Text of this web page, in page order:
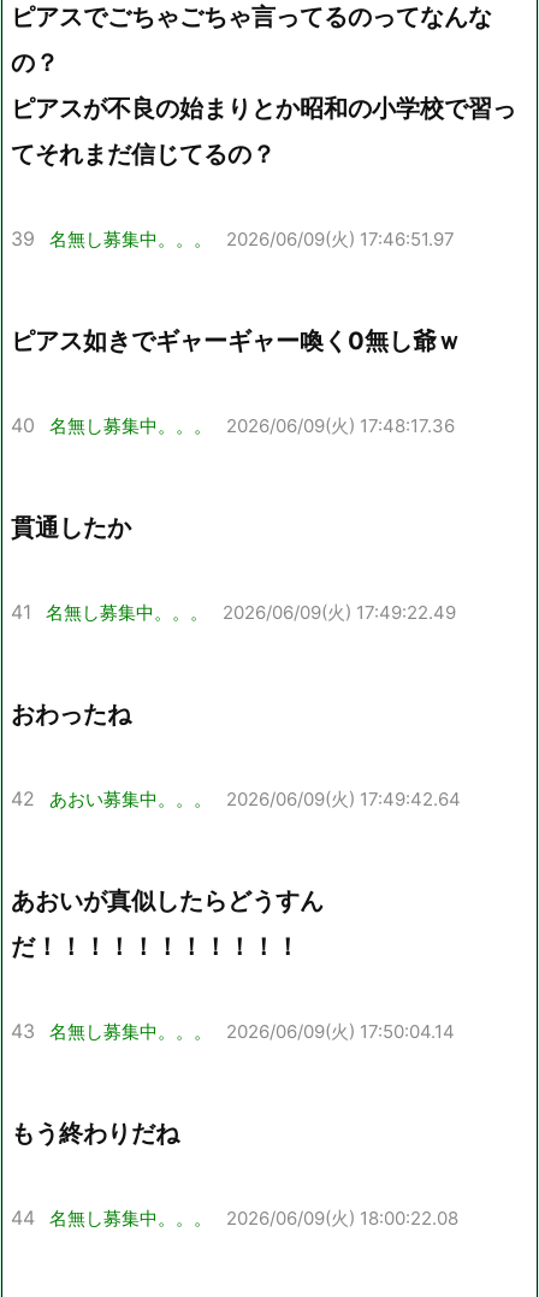
ピアスでごちゃごちゃ言ってるのってなんな
の？
ピアスが不良の始まりとか昭和の小学校で習っ
てそれまだ信じてるの？
39 名無し募集中。。。 2026/06/09(火) 17:46:51.97
ピアス如きでギャーギャー喚く0無し爺ｗ
40 名無し募集中。。。 2026/06/09(火) 17:48:17.36
貫通したか
41 名無し募集中。。。 2026/06/09(火) 17:49:22.49
おわったね
42 あおい募集中。。。 2026/06/09(火) 17:49:42.64
あおいが真似したらどうすん
だ！！！！！！！！！！！
43 名無し募集中。。。 2026/06/09(火) 17:50:04.14
もう終わりだね
44 名無し募集中。。。 2026/06/09(火) 18:00:22.08